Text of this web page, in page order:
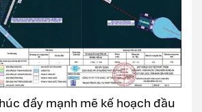
đẩy mạnh mẽ kế hoạch đầu